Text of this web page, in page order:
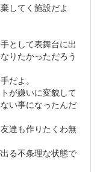
してく施設だよ
として表舞台に出
りたかっただろう
だよ。
が嫌いに変貌して
い事になったんだ
達も作りたくわ無
る不条理な状態で